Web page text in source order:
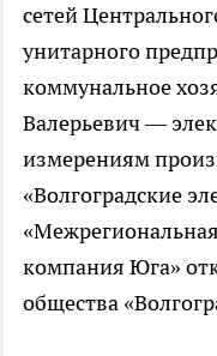
сетей
унитарного
коммунальное
Валерьевич —
измерениям
«Волгоградские
компания Юга»
общества